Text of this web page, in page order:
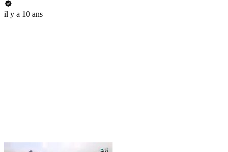
il y a 10 ans